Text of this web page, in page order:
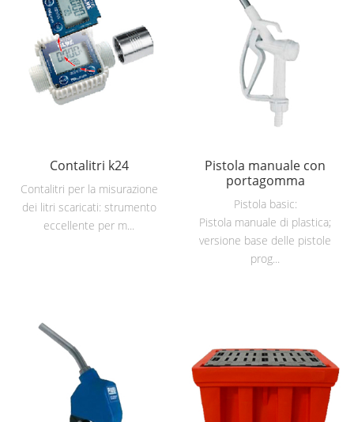
Contalitri k24
Contalitri per la misurazione
dei litri scaricati: strumento
eccellente per m...
Pistola manuale con
portagomma
Pistola basic:
Pistola manuale di plastica;
versione base delle pistole
prog...